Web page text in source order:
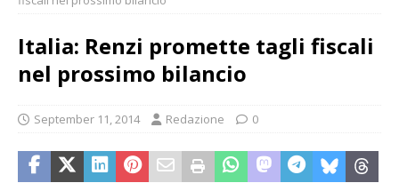
Italia: Renzi promette tagli fiscali
nel prossimo bilancio
September 11, 2014 Redazione 0